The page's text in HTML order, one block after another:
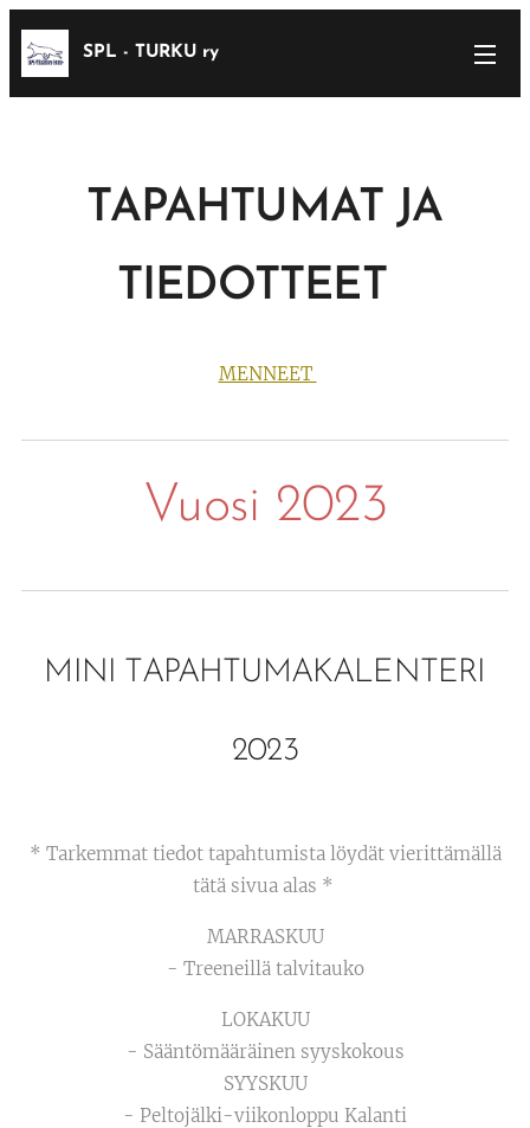
SPL - TURKU ry
TAPAHTUMAT JA
TIEDOTTEET
MENNEET
Vuosi 2023
MINI TAPAHTUMAKALENTERI
2023
* Tarkemmat tiedot tapahtumista löydät vierittämällä
tätä sivua alas *
MARRASKUU
- Treeneillä talvitauko
LOKAKUU
- Sääntömääräinen syyskokous
SYYSKUU
- Peltojälki-viikonloppu Kalanti